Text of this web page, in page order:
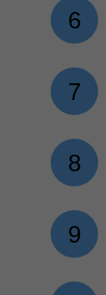
9
6
7
8